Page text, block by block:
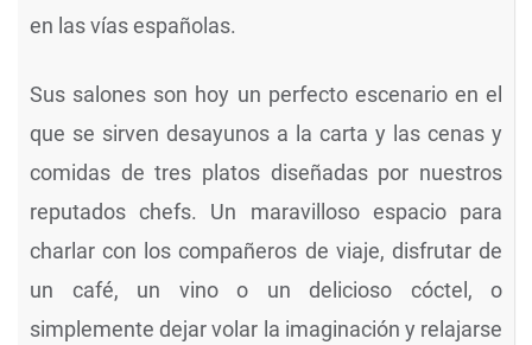
en las vías españolas.
Sus salones son hoy un perfecto escenario en el
que se sirven desayunos a la carta y las cenas y
comidas de tres platos diseñadas por nuestros
reputados chefs. Un maravilloso espacio para
charlar con los compañeros de viaje, disfrutar de
un café, un vino o un delicioso cóctel, o
simplemente dejar volar la imaginación y relajarse